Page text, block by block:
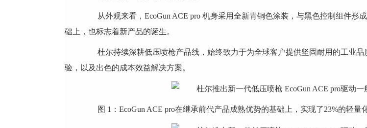
从外观来看，EcoGun ACE pro 机身采用全新青铜色涂装，与黑色控制组件形
础上，也标志着新产品的诞生。
杜尔持续深耕低压喷枪产品线，始终致力于为全球客户提供坚固耐用的工业品
验，以及出色的成本效益解决方案。
图 1：EcoGun ACE pro在继承前代产品成熟优势的基础上，实现了23%的轻量化